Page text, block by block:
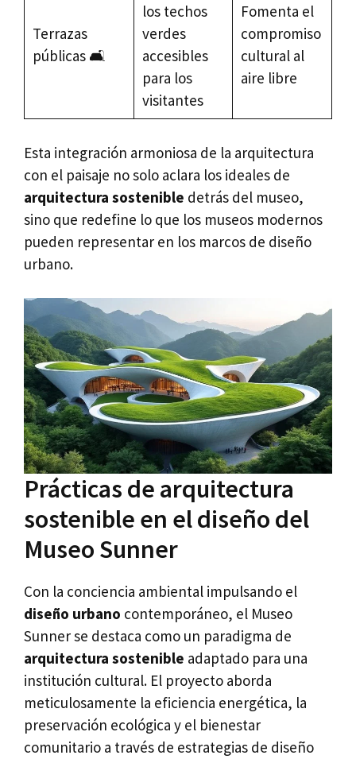
Terrazas
públicas 🛋️
los techos
verdes
accesibles
para los
visitantes
Fomenta el
compromiso
cultural al
aire libre
Esta integración armoniosa de la arquitectura
con el paisaje no solo aclara los ideales de
arquitectura sostenible detrás del museo,
sino que redefine lo que los museos modernos
pueden representar en los marcos de diseño
urbano.
Prácticas de arquitectura
sostenible en el diseño del
Museo Sunner
Con la conciencia ambiental impulsando el
diseño urbano contemporáneo, el Museo
Sunner se destaca como un paradigma de
arquitectura sostenible adaptado para una
institución cultural. El proyecto aborda
meticulosamente la eficiencia energética, la
preservación ecológica y el bienestar
comunitario a través de estrategias de diseño